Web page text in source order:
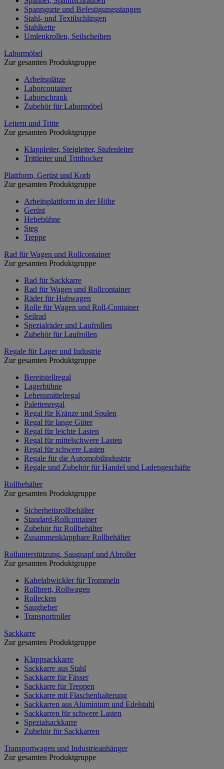
Spanngurte und Befestigungsstangen
Stahl- und Textilschlingen
Stahlkette
Umlenkrollen, Seilscheiben
Labormöbel
Zur gesamten Produktgruppe
Arbeitsplätze
Laborcontainer
Laborschrank
Zubehör für Labormöbel
Leitern und Tritte
Zur gesamten Produktgruppe
Klappleiter, Steigleiter, Stufenleiter
Trittleiter und Tritthocker
Plattform, Gerüst und Korb
Zur gesamten Produktgruppe
Arbeitsplattform in der Höhe
Gerüst
Hebebühne
Steg
Treppe
Rad für Wagen und Rollcontainer
Zur gesamten Produktgruppe
Rad für Sackkarre
Rad für Wagen und Rollcontainer
Räder für Hubwagen
Rolle für Wagen und Roll-Container
Seilrad
Spezialräder und Laufrollen
Zubehör für Laufrollen
Regale für Lager und Industrie
Zur gesamten Produktgruppe
Bereitstellregal
Lagerbühne
Lebensmittelregal
Palettenregal
Regal für Kränze und Spulen
Regal für lange Güter
Regal für leichte Lasten
Regal für mittelschwere Lasten
Regal für schwere Lasten
Regale für die Automobilindustrie
Regale und Zubehör für Handel und Ladengeschäfte
Rollbehälter
Zur gesamten Produktgruppe
Sicherheitsrollbehälter
Standard-Rollcontainer
Zubehör für Rollbehälter
Zusammenklappbare Rollbehälter
Rollunterstützung, Saugnapf und Abroller
Zur gesamten Produktgruppe
Kabelabwickler für Trommeln
Rollbrett, Rollwagen
Rollecken
Saugheber
Transportroller
Sackkarre
Zur gesamten Produktgruppe
Klappsackkarre
Sackkarre aus Stahl
Sackkarre für Fässer
Sackkarre für Treppen
Sackkarre mit Flaschenhalterung
Sackkarren aus Aluminium und Edelstahl
Sackkarren für schwere Lasten
Spezialsackkarre
Zubehör für Sackkarren
Transportwagen und Industrieanhänger
Zur gesamten Produktgruppe